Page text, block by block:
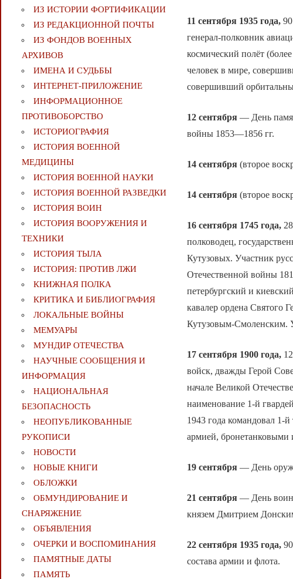
11 сентября 1935 года,
генерал-полковник
космический полёт
человек в мире,
совершивший
12 сентября — День
войны 1853—1856 гг.
14 сентября (второе
14 сентября(второе
16 сентября 1745 года,
полководец,
Кутузовых. Участник
Отечественной войны
петербургский и
кавалер ордена Святого
Кутузовым-Смоленским.
17 сентября 1900 года,
войск, дважды Герой
начале Великой
наименование 1-й
1943 года командовал 1-
армией, бронетанковыми
19 сентября — День
21 сентября — День
князем Дмитрием
22 сентября 1935 года,
состава армии и флота.
ИЗ ИСТОРИИ ФОРТИФИКАЦИИ
ИЗ РЕДАКЦИОННОЙ ПОЧТЫ
ИЗ ФОНДОВ ВОЕННЫХ
АРХИВОВ
ИМЕНА И СУДЬБЫ
ИНТЕРНЕТ-ПРИЛОЖЕНИЕ
ИНФОРМАЦИОННОЕ
ПРОТИВОБОРСТВО
ИСТОРИОГРАФИЯ
ИСТОРИЯ ВОЕННОЙ
МЕДИЦИНЫ
ИСТОРИЯ ВОЕННОЙ НАУКИ
ИСТОРИЯ ВОЕННОЙ РАЗВЕДКИ
ИСТОРИЯ ВОИН
ИСТОРИЯ ВООРУЖЕНИЯ И
ТЕХНИКИ
ИСТОРИЯ ТЫЛА
ИСТОРИЯ: ПРОТИВ ЛЖИ
КНИЖНАЯ ПОЛКА
КРИТИКА И БИБЛИОГРАФИЯ
ЛОКАЛЬНЫЕ ВОЙНЫ
МЕМУАРЫ
МУНДИР ОТЕЧЕСТВА
НАУЧНЫЕ СООБЩЕНИЯ И
ИНФОРМАЦИЯ
НАЦИОНАЛЬНАЯ
БЕЗОПАСНОСТЬ
НЕОПУБЛИКОВАННЫЕ
РУКОПИСИ
НОВОСТИ
НОВЫЕ КНИГИ
ОБЛОЖКИ
ОБМУНДИРОВАНИЕ И
СНАРЯЖЕНИЕ
ОБЪЯВЛЕНИЯ
ОЧЕРКИ И ВОСПОМИНАНИЯ
ПАМЯТНЫЕ ДАТЫ
ПАМЯТЬ